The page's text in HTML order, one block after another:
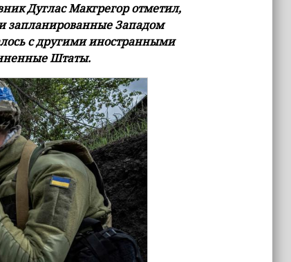
Дуглас Макгрегор отметил,
запланированные Западом
с другими иностранными
Штаты.